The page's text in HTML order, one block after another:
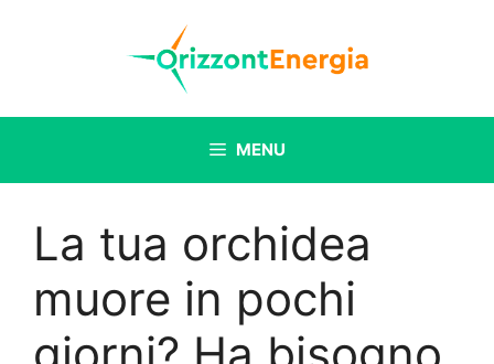
MENU
La tua orchidea
muore in pochi